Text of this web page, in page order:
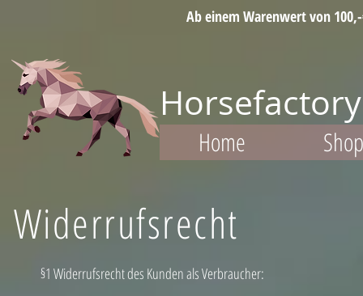
Ab einem Warenwert von
Horsefactory
Home Shop
Widerrufsrecht
§1 Widerrufsrecht des Kunden als Verbraucher: